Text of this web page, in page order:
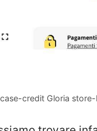
credit Gloria